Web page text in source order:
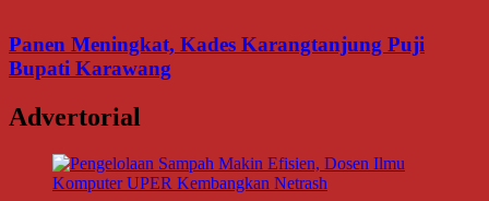
Panen Meningkat, Kades Karangtanjung Puji
Bupati Karawang
Advertorial